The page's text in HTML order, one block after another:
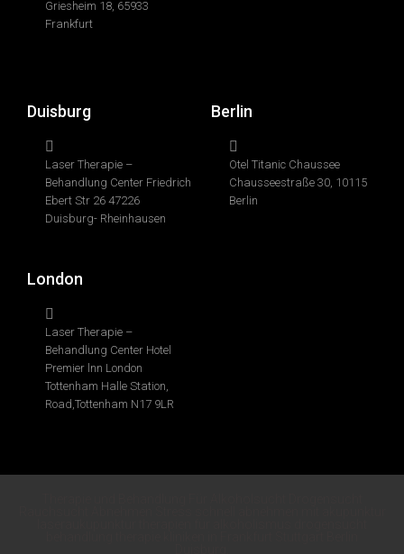
Griesheim 18, 65933
Frankfurt
Duisburg
Laser Therapie –
Behandlung Center Friedrich
Ebert Str 26 47226
Duisburg- Rheinhausen
Berlin
Otel Titanic Chaussee
Chausseestraße 30, 10115
Berlin
London
Laser Therapie –
Behandlung Center Hotel
Premier lnn London
Tottenham Halle Station,
Road,Tottenham N17 9LR